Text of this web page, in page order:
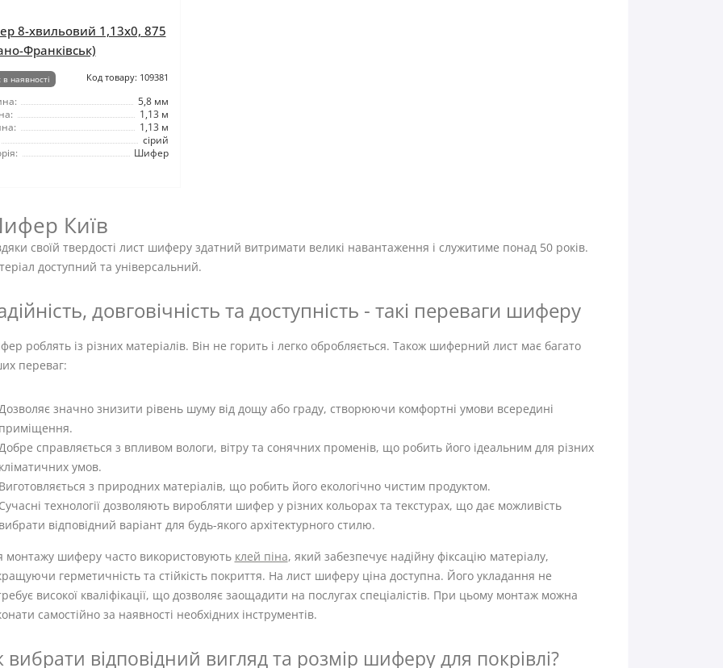
8-хвильовий 1,13x0, 875
Франківськ)
наявності Код товару: 109381
5,8 мм
1,13 м
1,13 м
сірий
Шифер
Київ
своїй твердості лист шиферу здатний витримати великі навантаження і служитиме понад 50 років.
доступний та універсальний.
довговічність та доступність - такі переваги шиферу
роблять із різних матеріалів. Він не горить і легко обробляється. Також шиферний лист має багато
переваг:
значно знизити рівень шуму від дощу або граду, створюючи комфортні умови всередині
приміщення.
справляється з впливом вологи, вітру та сонячних променів, що робить його ідеальним для різних
кліматичних умов.
Виготовляється з природних матеріалів, що робить його екологічно чистим продуктом.
Сучасні технології дозволяють виробляти шифер у різних кольорах та текстурах, що дає можливість
вибрати відповідний варіант для будь-якого архітектурного стилю.
монтажу шиферу часто використовують клей піна, який забезпечує надійну фіксацію матеріалу,
герметичність та стійкість покриття. На лист шиферу ціна доступна. Його укладання не
високої кваліфікації, що дозволяє заощадити на послугах спеціалістів. При цьому монтаж можна
самостійно за наявності необхідних інструментів.
вибрати відповідний вигляд та розмір шиферу для покрівлі?